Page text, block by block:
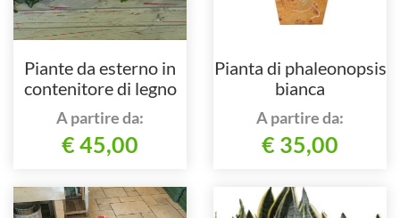
Piante da esterno in
contenitore di legno
A partire da:
€ 45,00
Pianta di phaleonopsis
bianca
A partire da:
€ 35,00